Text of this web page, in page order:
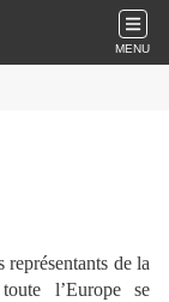
MENU
représentants de la
l’Europe se